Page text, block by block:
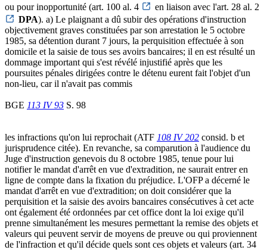
ou pour inopportunité (art. 100 al. 4
en liaison avec l'art. 28 al. 2
DPA). a) Le plaignant a dû subir des opérations d'instruction
objectivement graves constituées par son arrestation le 5 octobre
1985, sa détention durant 7 jours, la perquisition effectuée à son
domicile et la saisie de tous ses avoirs bancaires; il en est résulté un
dommage important qui s'est révélé injustifié après que les
poursuites pénales dirigées contre le détenu eurent fait l'objet d'un
non-lieu, car il n'avait pas commis
BGE 113 IV 93 S. 98
les infractions qu'on lui reprochait (ATF 108 IV 202 consid. b et
jurisprudence citée). En revanche, sa comparution à l'audience du
Juge d'instruction genevois du 8 octobre 1985, tenue pour lui
notifier le mandat d'arrêt en vue d'extradition, ne saurait entrer en
ligne de compte dans la fixation du préjudice. L'OFP a décerné le
mandat d'arrêt en vue d'extradition; on doit considérer que la
perquisition et la saisie des avoirs bancaires consécutives à cet acte
ont également été ordonnées par cet office dont la loi exige qu'il
prenne simultanément les mesures permettant la remise des objets et
valeurs qui peuvent servir de moyens de preuve ou qui proviennent
de l'infraction et qu'il décide quels sont ces objets et valeurs (art. 34